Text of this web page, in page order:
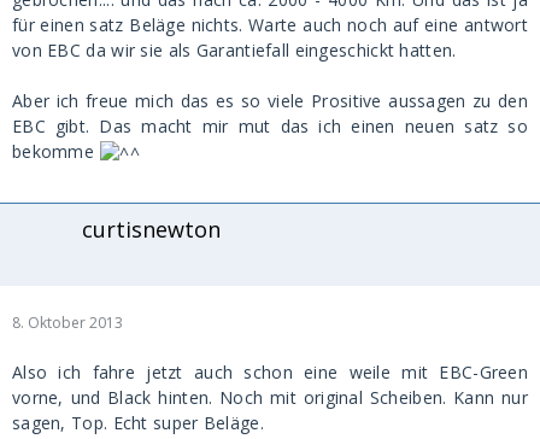
für einen satz Beläge nichts. Warte auch noch auf eine antwort
von EBC da wir sie als Garantiefall eingeschickt hatten.
Aber ich freue mich das es so viele Prositive aussagen zu den
EBC gibt. Das macht mir mut das ich einen neuen satz so
bekomme
curtisnewton
8. Oktober 2013
Also ich fahre jetzt auch schon eine weile mit EBC-Green
vorne, und Black hinten. Noch mit original Scheiben. Kann nur
sagen, Top. Echt super Beläge.